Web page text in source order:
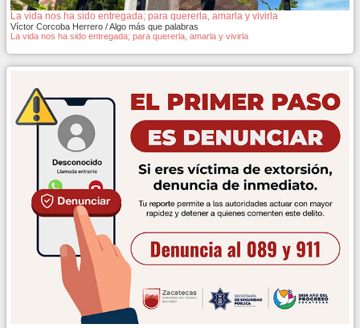
La vida nos ha sido entregada; para quererla, amarla y vivirla
Víctor Corcoba Herrero / Algo más que palabras
La vida nos ha sido entregada; para quererla, amarla y vivirla